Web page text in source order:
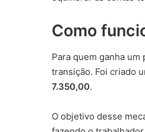
Como
Para quem ganha
transição. Foi criado
7.350,00.
O objetivo desse